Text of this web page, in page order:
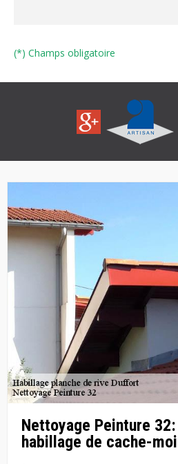
(*) Champs obligatoire
Nettoyage Peinture
habillage de cache-